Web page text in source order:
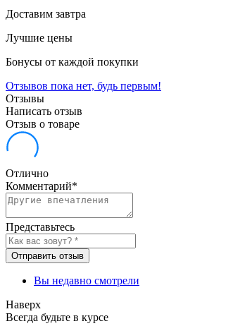
Доставим завтра
Лучшие цены
Бонусы от каждой покупки
Отзывов пока нет, будь первым!
Отзывы
Написать отзыв
Отзыв о товаре
Отлично
Комментарий*
Представьтесь
Отправить отзыв
Вы недавно смотрели
Наверх
Всегда будьте в курсе